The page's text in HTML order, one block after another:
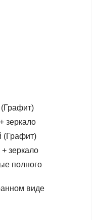
зеркало
(Графит)
зеркало
полного
виде